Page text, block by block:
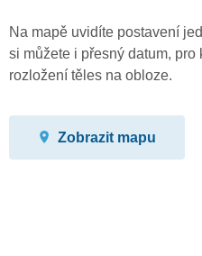
Na mapě uvidíte postavení
si můžete i přesný datum, pro
rozložení těles na obloze.
Zobrazit mapu